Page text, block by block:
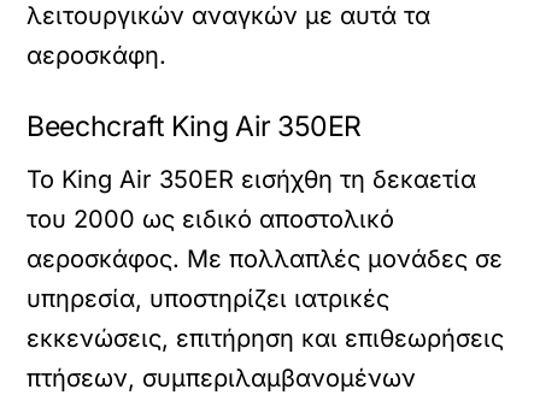
λειτουργικών αναγκών με αυτά τα
αεροσκάφη.
Beechcraft King Air 350ER
Το King Air 350ER εισήχθη τη δεκαετία
του 2000 ως ειδικό αποστολικό
αεροσκάφος. Με πολλαπλές μονάδες σε
υπηρεσία, υποστηρίζει ιατρικές
εκκενώσεις, επιτήρηση και επιθεωρήσεις
πτήσεων, συμπεριλαμβανομένων